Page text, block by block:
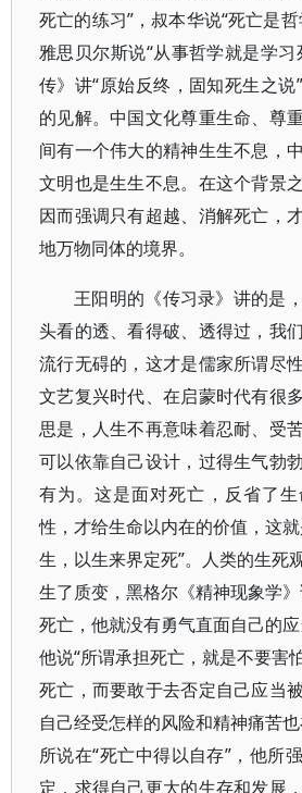
死亡的练习”，叔本华说“死亡是哲
雅思贝尔斯说“从事哲学就是学习
传》讲“原始反终，固知死生之说
的见解。中国文化尊重生命、尊
间有一个伟大的精神生生不息，
文明也是生生不息。在这个背景
因而强调只有超越、消解死亡，
地万物同体的境界。
王阳明的《传习录》讲的是
头看的透、看得破、透得过，我
流行无碍的，这才是儒家所谓尽
文艺复兴时代、在启蒙时代有很
思是，人生不再意味着忍耐、受
可以依靠自己设计，过得生气勃
有为。这是面对死亡，反省了
性，才给生命以内在的价值，这
生，以生来界定死”。人类的生死
生了质变，黑格尔《精神现象学
死亡，他就没有勇气直面自己的应
他说“所谓承担死亡，就是不要害
死亡，而要敢于去否定自己应当
自己经受怎样的风险和精神痛苦
所说在“死亡中得以自存”，他所
定，求得自己更大的生存和发展